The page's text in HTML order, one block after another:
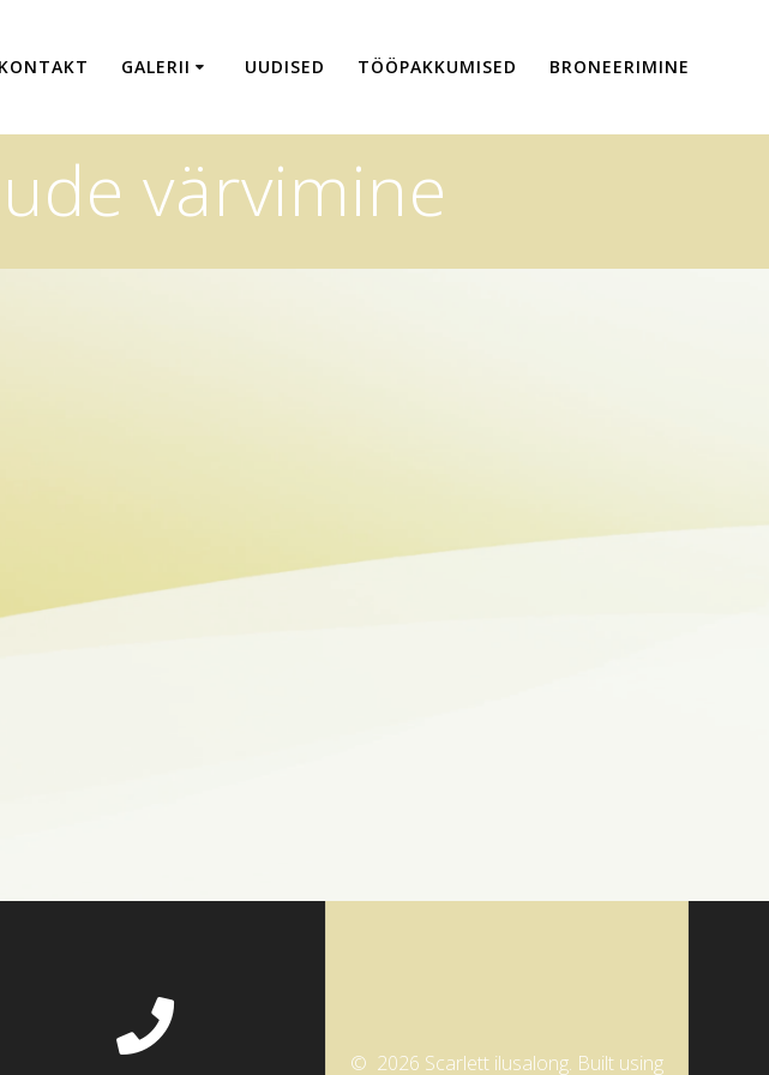
KONTAKT GALERII UUDISED TÖÖPAKKUMISED BRONEERIMINE
värvimine
© 2026 Scarlett ilusalong. Built using